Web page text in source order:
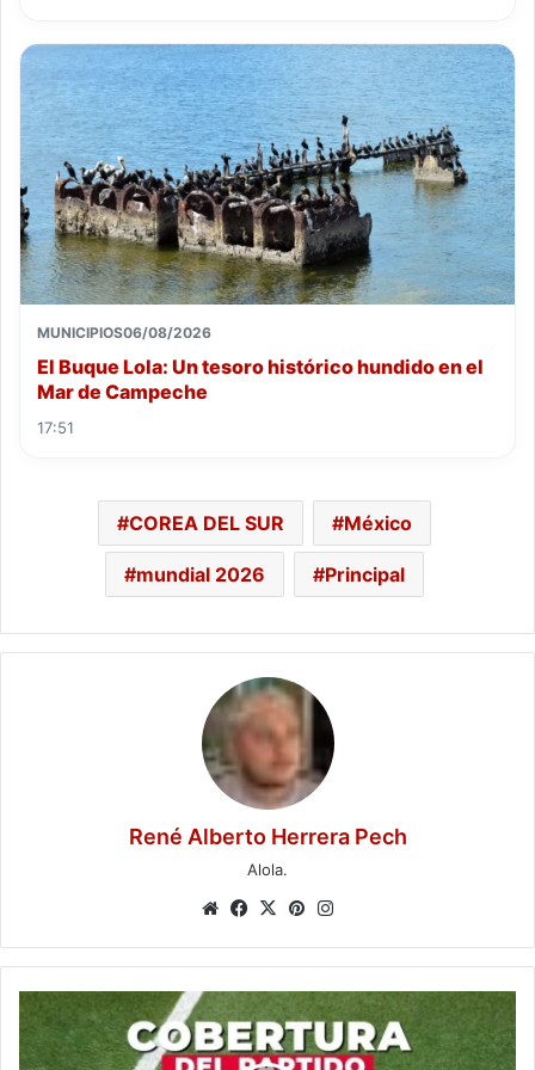
MUNICIPIOS06/08/2026
El Buque Lola: Un tesoro histórico hundido en el
Mar de Campeche
17:51
COREA DEL SUR México
mundial 2026 Principal
René Alberto Herrera Pech
Alola.
WebsiteFacebook
X Pinterest
a
minuto